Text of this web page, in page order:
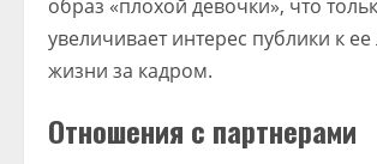
образ «плохой девочки», что
увеличивает интерес публики к
жизни за кадром.
Отношения с партнерами